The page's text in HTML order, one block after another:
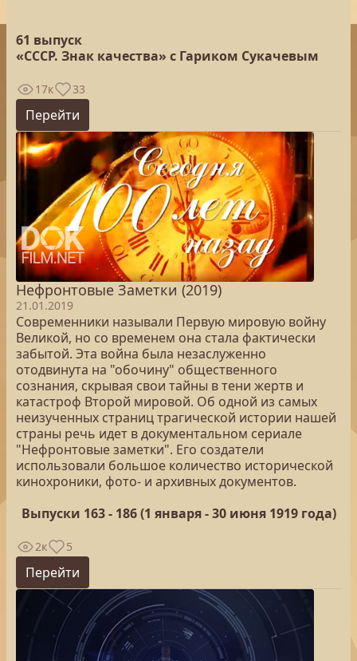
61 выпуск
«СССР. Знак качества» с Гариком Сукачевым
17к 33
Перейти
Нефронтовые Заметки (2019)
21.01.2019
Современники называли Первую мировую войну
Великой, но со временем она стала фактически
забытой. Эта война была незаслуженно
отодвинута на "обочину" общественного
сознания, скрывая свои тайны в тени жертв и
катастроф Второй мировой. Об одной из самых
неизученных страниц трагической истории нашей
страны речь идет в документальном сериале
"Нефронтовые заметки". Его создатели
использовали большое количество исторической
кинохроники, фото- и архивных документов.
Выпуски 163 - 186 (1 января - 30 июня 1919 года)
2к 5
Перейти